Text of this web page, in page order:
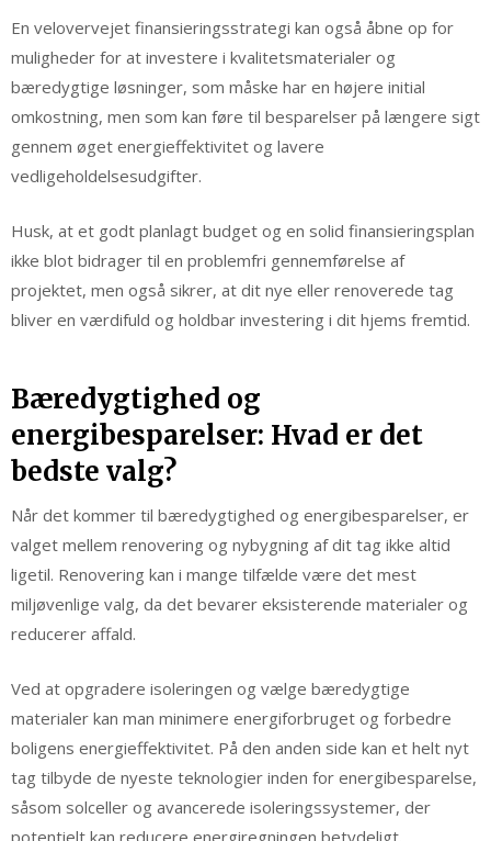
En velovervejet finansieringsstrategi kan også åbne op for
muligheder for at investere i kvalitetsmaterialer og
bæredygtige løsninger, som måske har en højere initial
omkostning, men som kan føre til besparelser på længere sigt
gennem øget energieffektivitet og lavere
vedligeholdelsesudgifter.
Husk, at et godt planlagt budget og en solid finansieringsplan
ikke blot bidrager til en problemfri gennemførelse af
projektet, men også sikrer, at dit nye eller renoverede tag
bliver en værdifuld og holdbar investering i dit hjems fremtid.
Bæredygtighed og
energibesparelser: Hvad er det
bedste valg?
Når det kommer til bæredygtighed og energibesparelser, er
valget mellem renovering og nybygning af dit tag ikke altid
ligetil. Renovering kan i mange tilfælde være det mest
miljøvenlige valg, da det bevarer eksisterende materialer og
reducerer affald.
Ved at opgradere isoleringen og vælge bæredygtige
materialer kan man minimere energiforbruget og forbedre
boligens energieffektivitet. På den anden side kan et helt nyt
tag tilbyde de nyeste teknologier inden for energibesparelse,
såsom solceller og avancerede isoleringssystemer, der
potentielt kan reducere energiregningen betydeligt.